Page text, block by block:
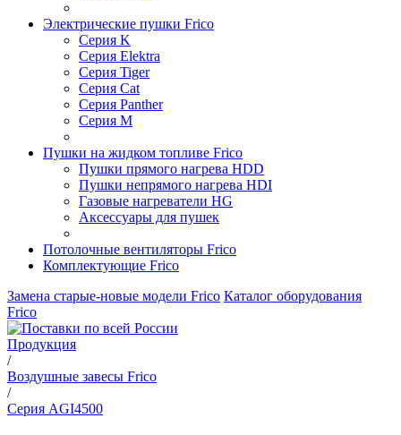
Электрические пушки Frico
Серия K
Серия Elektra
Серия Tiger
Серия Cat
Серия Panther
Серия M
Пушки на жидком топливе Frico
Пушки прямого нагрева HDD
Пушки непрямого нагрева HDI
Газовые нагреватели HG
Аксессуары для пушек
Потолочные вентиляторы Frico
Комплектующие Frico
Замена старые-новые модели Frico Каталог оборудования
Frico
Продукция
/
Воздушные завесы Frico
/
Серия AGI4500